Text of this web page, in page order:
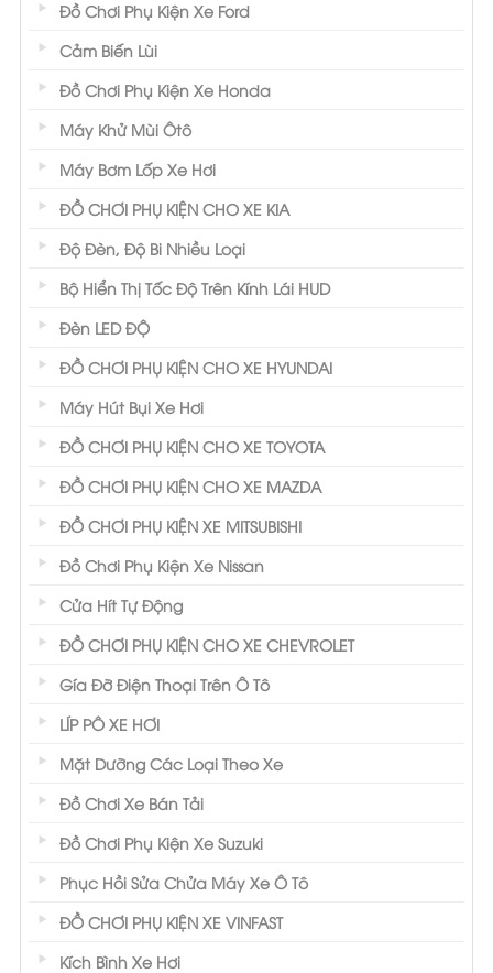
Đồ Chơi Phụ Kiện Xe Ford
Cảm Biến Lùi
Đồ Chơi Phụ Kiện Xe Honda
Máy Khử Mùi Ôtô
Máy Bơm Lốp Xe Hơi
ĐỒ CHƠI PHỤ KIỆN CHO XE KIA
Độ Đèn, Độ Bi Nhiều Loại
Bộ Hiển Thị Tốc Độ Trên Kính Lái HUD
Đèn LED ĐỘ
ĐỒ CHƠI PHỤ KIỆN CHO XE HYUNDAI
Máy Hút Bụi Xe Hơi
ĐỒ CHƠI PHỤ KIỆN CHO XE TOYOTA
ĐỒ CHƠI PHỤ KIỆN CHO XE MAZDA
ĐỒ CHƠI PHỤ KIỆN XE MITSUBISHI
Đồ Chơi Phụ Kiện Xe Nissan
Cửa Hít Tự Động
ĐỒ CHƠI PHỤ KIỆN CHO XE CHEVROLET
Gía Đỡ Điện Thoại Trên Ô Tô
LÍP PÔ XE HƠI
Mặt Dưỡng Các Loại Theo Xe
Đồ Chơi Xe Bán Tải
Đồ Chơi Phụ Kiện Xe Suzuki
Phục Hồi Sửa Chửa Máy Xe Ô Tô
ĐỒ CHƠI PHỤ KIỆN XE VINFAST
Kích Bình Xe Hơi